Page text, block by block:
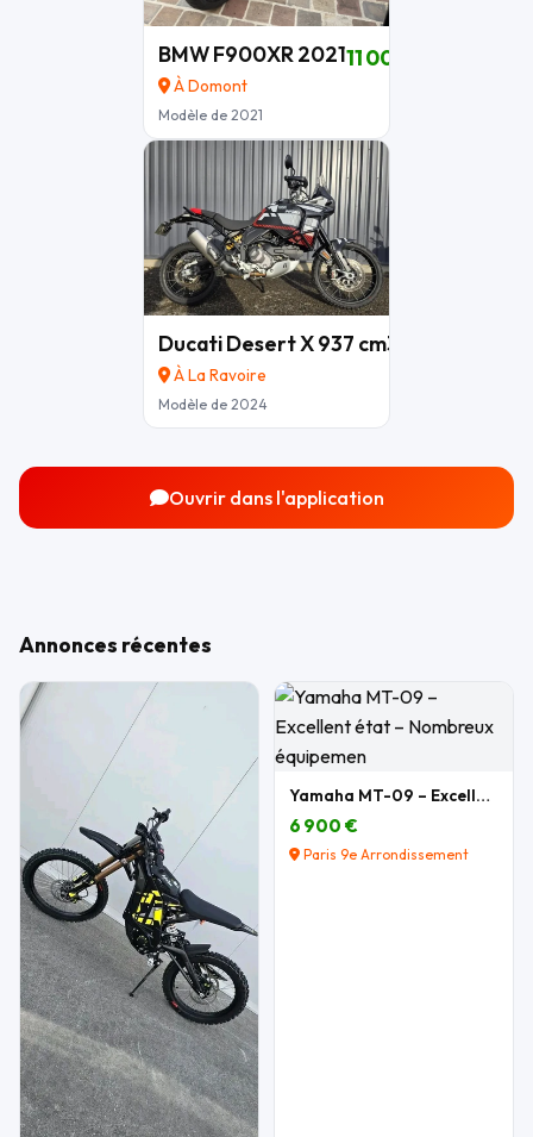
BMW F900XR 2021
À Domont
Modèle de 2021
11 000 €
Ducati Desert X 937 cm3
À La Ravoire
Modèle de 2024
Ouvrir dans l'application
Annonces récentes
Yamaha MT-09 – Excellent état – Nombreux équipemen
6 900 €
Paris 9e Arrondissement